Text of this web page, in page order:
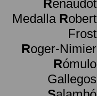
Renaudot
Medalla Robert
Frost
Roger-Nimier
Rómulo
Gallegos